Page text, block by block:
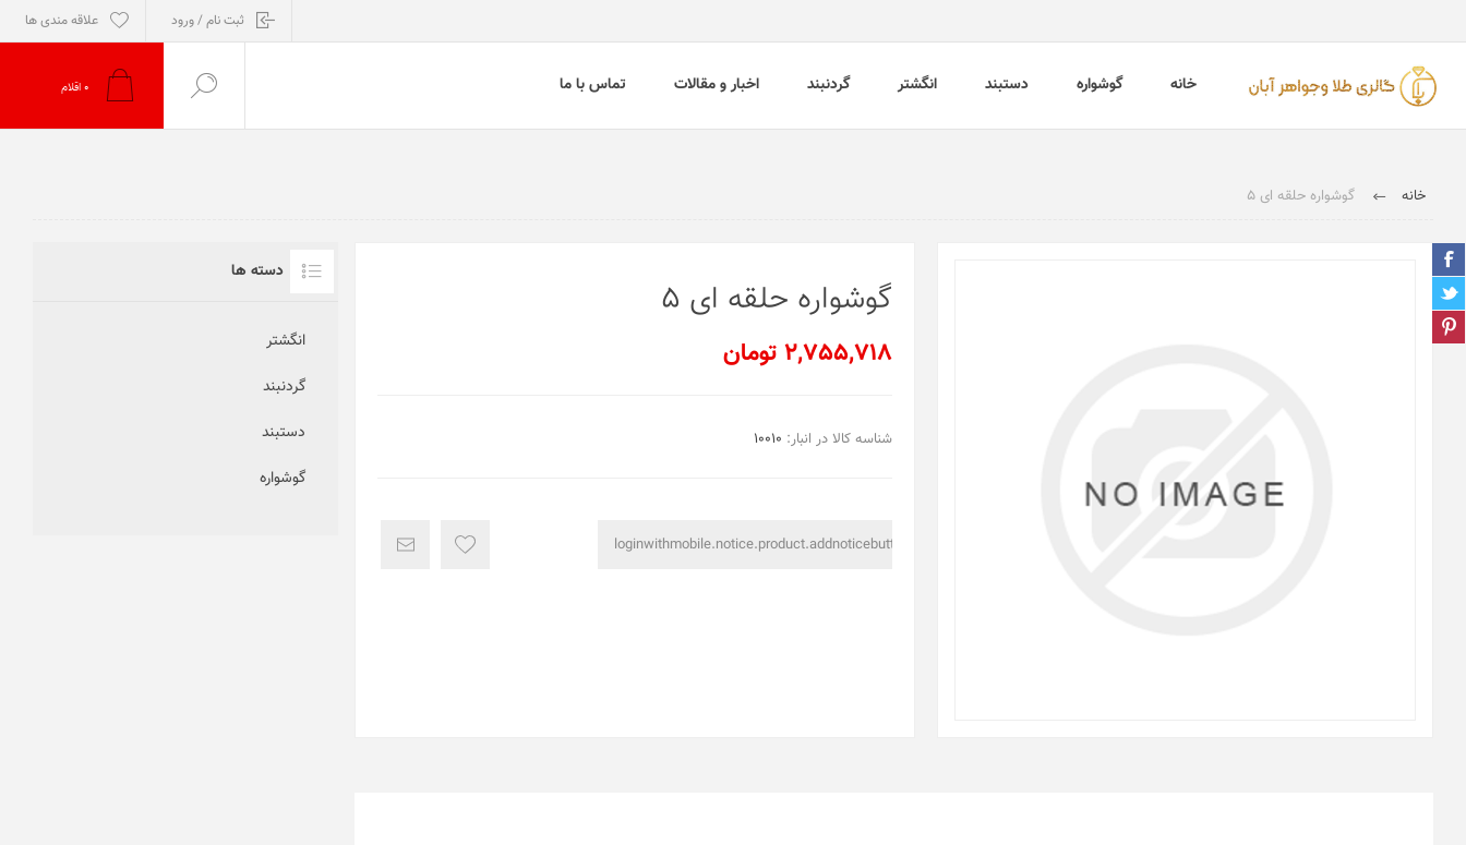
ثبت نام / ورود علاقه مندی ها
خانه گوشواره دستبند انگشتر گردنبند اخبار و مقالات تماس با ما 0 اقلام
خانه گوشواره حلقه ای 5
گوشواره حلقه ای 5
2,755,718 تومان
شناسه کالا در انبار: 10010
دسته ها
انگشتر
گردنبند
دستبند
گوشواره